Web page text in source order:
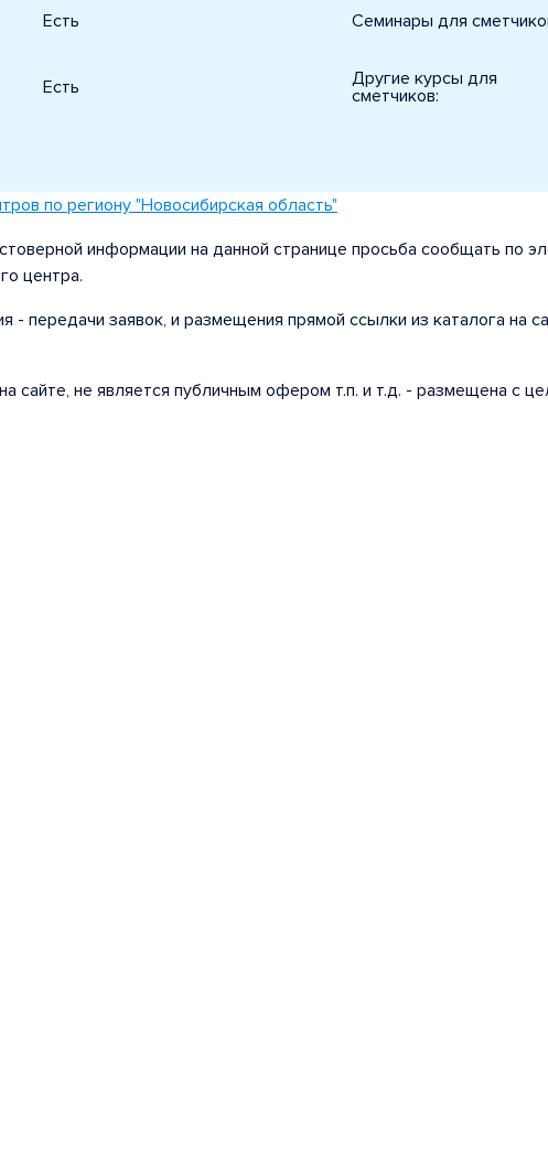
Есть
Есть
Семинары для
Другие курсы для
сметчиков:
по региону "Новосибирская область"
информации на данной странице просьба сообщать по
центра.
- передачи заявок, и размещения прямой ссылки из каталога на
сайте, не является публичным офером т.п. и т.д. - размещена с